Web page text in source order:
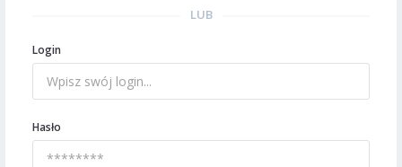
LUB
Login
Hasło